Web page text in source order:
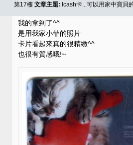
第17樓 文章主題: Icash卡...可以用家中寶貝
我的拿到了^^
是用我家小菲的照片
卡片看起來真的很精緻^^
也很有質感哦!~